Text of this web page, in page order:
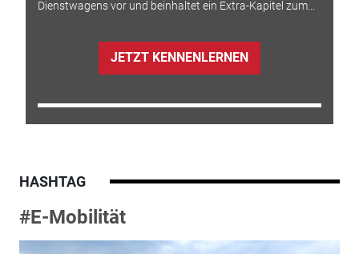
Dienstwagens vor und beinhaltet ein Extra-Kapitel zum...
JETZT KENNENLERNEN
HASHTAG
#E-Mobilität